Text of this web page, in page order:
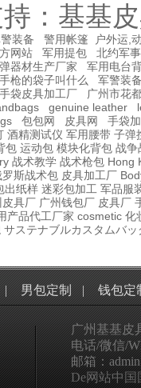
：基基
装备 警用帐篷
户外运,
网站 军用提包
北约军
器材生产厂家
军用电台
枪的袋子叫什么
军警装
手袋皮具加工厂
广州市花
genuine leather
包包网 皮具网
手袋
酒精测试仪 军用腰带 子弹
包 运动包 模块化背包 战争
战术教学 战术枪包 Hong
罗斯战术包 皮具加工厂
出纸样 迷彩包加工 军品服
皮具厂 广州钱包厂 皮具厂
产品代工厂家 cosmetic 化
サステナブルカスタムバッ
| 男包定制 | 钱包定
广州基基皮
电话/微信/
邮箱：
De网站中国